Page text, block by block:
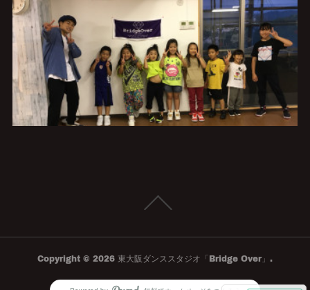
Copyright © 2026 東大阪ダンススタジオ「Bridge Over」 .